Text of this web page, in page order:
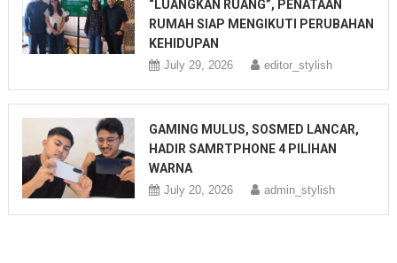
“LUANGKAN RUANG”, PENATAAN
RUMAH SIAP MENGIKUTI PERUBAHAN
KEHIDUPAN
July 29, 2026 editor_stylish
GAMING MULUS, SOSMED LANCAR,
HADIR SAMRTPHONE 4 PILIHAN
WARNA
July 20, 2026 admin_stylish